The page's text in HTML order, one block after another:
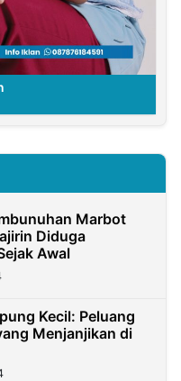
Marbot
Diduga
Awal
Kecil: Peluang
Menjanjikan di